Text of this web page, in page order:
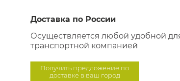
Доставка по России
Осуществляется любой удобной
транспортной компанией
Получить предложение по
доставке в ваш город